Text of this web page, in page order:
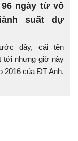
ngày từ vô
suất dự
đây, cái tên
tới nhưng giờ này
2016 của ĐT Anh.